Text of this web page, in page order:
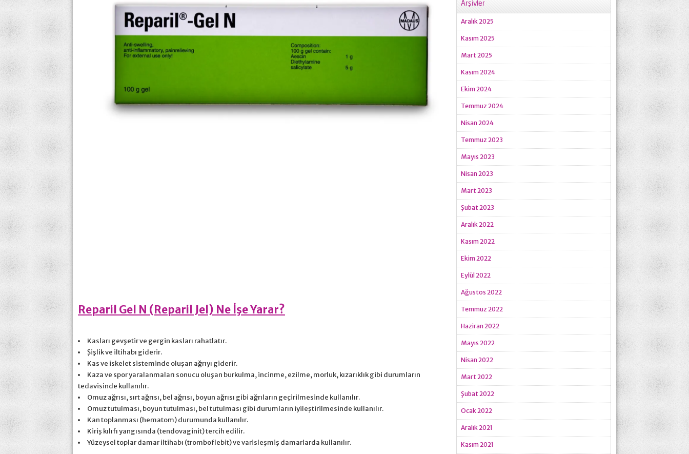
Reparil Gel N (Reparil Jel) Ne İşe Yarar?
Kasları gevşetir ve gergin kasları rahatlatır.
Şişlik ve iltihabı giderir.
Kas ve iskelet sisteminde oluşan ağrıyı giderir.
Kaza ve spor yaralanmaları sonucu oluşan burkulma, incinme, ezilme, morluk, kızarıklık gibi durumların
tedavisinde kullanılır.
Omuz ağrısı, sırt ağrısı, bel ağrısı, boyun ağrısı gibi ağrıların geçirilmesinde kullanılır.
Omuz tutulması, boyun tutulması, bel tutulması gibi durumların iyileştirilmesinde kullanılır.
Kan toplanması (hematom) durumunda kullanılır.
Kiriş kılıfı yangısında (tendovaginit) tercih edilir.
Yüzeysel toplar damar iltihabı (tromboflebit) ve varisleşmiş damarlarda kullanılır.
Arşivler
Aralık 2025
Kasım 2025
Mart 2025
Kasım 2024
Ekim 2024
Temmuz 2024
Nisan 2024
Temmuz 2023
Mayıs 2023
Nisan 2023
Mart 2023
Şubat 2023
Aralık 2022
Kasım 2022
Ekim 2022
Eylül 2022
Ağustos 2022
Temmuz 2022
Haziran 2022
Mayıs 2022
Nisan 2022
Mart 2022
Şubat 2022
Ocak 2022
Aralık 2021
Kasım 2021